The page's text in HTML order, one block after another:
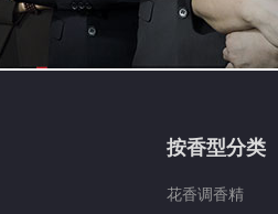
按香型分类
花香调香精